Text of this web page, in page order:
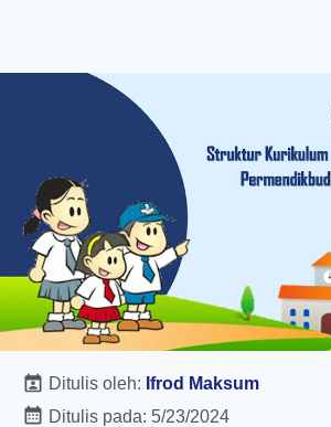
Ditulis oleh: Ifrod Maksum
Ditulis pada: 5/23/2024